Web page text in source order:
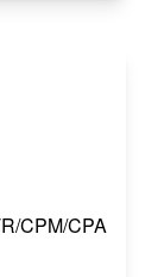
CPM/CPA